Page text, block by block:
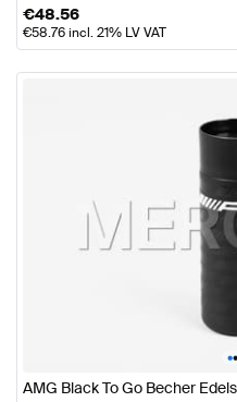
€48.56
€58.76incl. 21% LV VAT
••
AMG Black To Go Becher